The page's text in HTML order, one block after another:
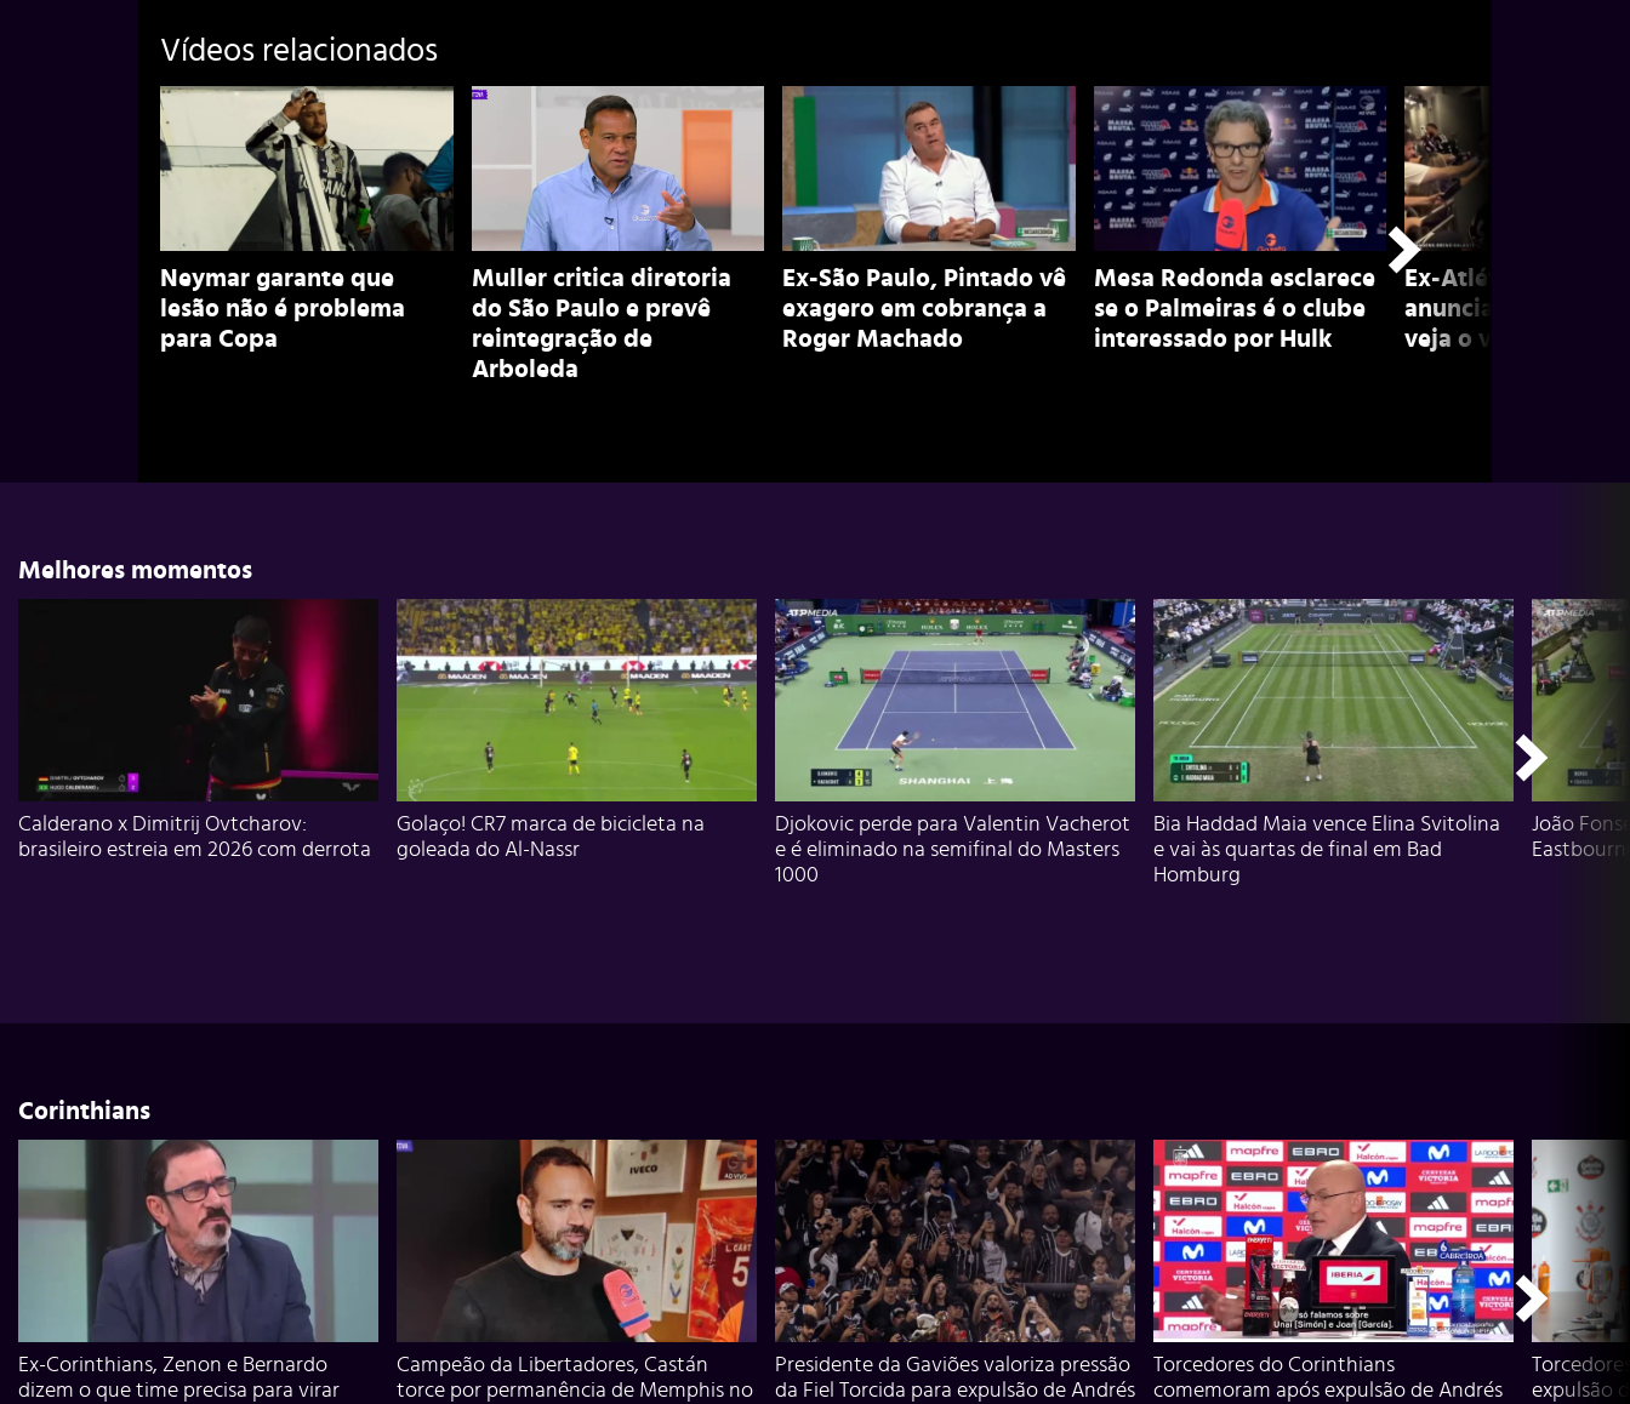
Vídeos relacionados
Neymar garante que
lesão não é problema
para Copa
Muller critica diretoria
do São Paulo e prevê
reintegração de
Arboleda
Ex-São Paulo, Pintado vê
exagero em cobrança a
Roger Machado
Mesa Redonda esclarece
se o Palmeiras é o clube
interessado por Hulk
Ex-Atlético,
anuncia
veja o vídeo
Melhores momentos
Calderano x Dimitrij Ovtcharov:
brasileiro estreia em 2026 com derrota
Golaço! CR7 marca de bicicleta na
goleada do Al-Nassr
Djokovic perde para Valentin Vacherot
e é eliminado na semifinal do Masters
1000
Bia Haddad Maia vence Elina Svitolina
e vai às quartas de final em Bad
Homburg
João
Corinthians
Ex-Corinthians, Zenon e Bernardo
dizem o que time precisa para virar
Campeão da Libertadores, Castán
torce por permanência de Memphis no
Presidente da Gaviões valoriza pressão
da Fiel Torcida para expulsão de Andrés
Torcedores do Corinthians
comemoram após expulsão de Andrés
expulsão